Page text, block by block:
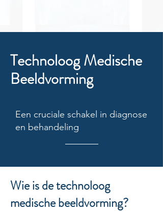
Technoloog Medische
Beeldvorming
Een cruciale schakel in diagnose
en behandeling
Wie is de technoloog
medische beeldvorming?